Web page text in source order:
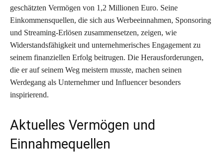
geschätzten Vermögen von 1,2 Millionen Euro. Seine
Einkommensquellen, die sich aus Werbeeinnahmen, Sponsoring
und Streaming-Erlösen zusammensetzen, zeigen, wie
Widerstandsfähigkeit und unternehmerisches Engagement zu
seinem finanziellen Erfolg beitrugen. Die Herausforderungen,
die er auf seinem Weg meistern musste, machen seinen
Werdegang als Unternehmer und Influencer besonders
inspirierend.
Aktuelles Vermögen und
Einnahmequellen